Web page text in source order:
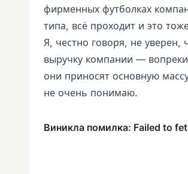
фирменных футболках
типа, всё проходит и это
Я, честно говоря, не уверен,
выручку компании —
они приносят основную
не очень понимаю.